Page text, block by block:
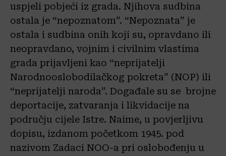
uspjeli pobjeći iz grada. Njihova sudbina
ostala je “nepoznatom”. “Nepoznata” je
ostala i sudbina onih koji su, opravdano ili
neopravdano, vojnim i civilnim vlastima
grada prijavljeni kao “neprijatelji
Narodnooslobodilačkog pokreta” (NOP) ili
“neprijatelji naroda”. Događale su se brojne
deportacije, zatvaranja i likvidacije na
području cijele Istre. Naime, u povjerljivu
dopisu, izdanom početkom 1945. pod
nazivom Zadaci NOO-a pri oslobođenju u